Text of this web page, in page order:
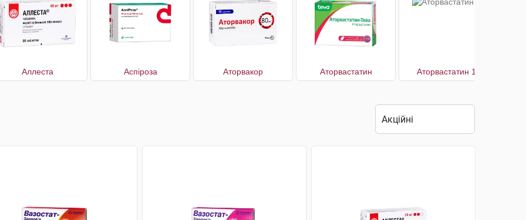
Аллеста Аспіроза Аторвакор Аторвастатин Аторвастатин 10